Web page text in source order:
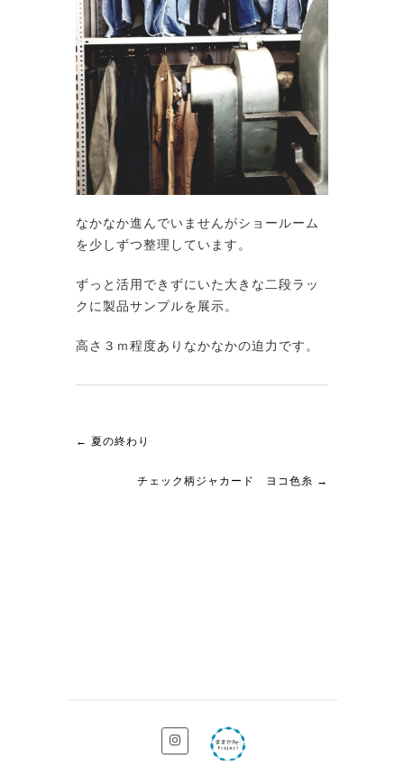
なかなか進んでいませんがショールーム
を少しずつ整理しています。
ずっと活用できずにいた大きな二段ラッ
クに製品サンプルを展示。
高さ３ｍ程度ありなかなかの迫力です。
← 夏の終わり
チェック柄ジャカード ヨコ色糸 →